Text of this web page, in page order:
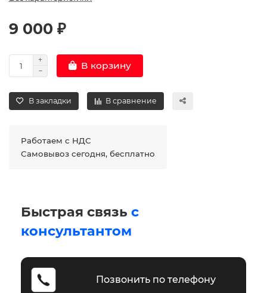
9 000 ₽
В корзину
В закладки В сравнение
Работаем с НДС
Самовывоз сегодня, бесплатно
Быстрая связь с
консультантом
Позвонить по телефону